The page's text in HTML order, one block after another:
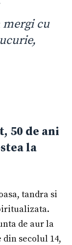
cu
50 de ani
la
tandra si
de aur la
secolul 14,